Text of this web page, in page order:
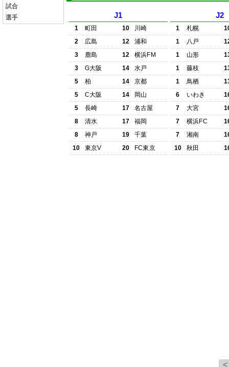
試合
選手
J1
1 町田 10
川崎
2
広島 12
浦和
3
鹿島 12
横浜FM
3
G大阪 14
水戸
5
柏 14
京都
5
C大阪 14
岡山
5
長崎 17
名古屋
8
清水 17
福岡
8
神戸 19
千葉
10
東京V 20 FC東京
J2
1 札幌
1
八戸
1
山形
1
藤枝
1
鳥栖
6
いわき
7
大宮
7
横浜FC
7
湘南
10
秋田